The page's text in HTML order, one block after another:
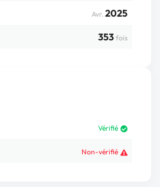
Avr. 2025
353 fois
Vérifié
Non-vérifié